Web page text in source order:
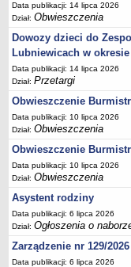
MPZP.13_XLI/258/
MPZP.14_XLII/267/
MPZP_elektrownie
MPZP_obszar
MPZP_część obrębu
MPZP_część obrębu
WNIOSKI DO POBRANIA
Referat księgowości i
Referat organizacyjny
Referat inwestycji i
SIOS
OCHRONA ŚRODOWISKA
Data publikacji: 14 lipca 2026
Dział:Obwieszczenia
Dowozy dzieci do
Lubniewicach w okresie
Data publikacji: 14 lipca 2026
Dział:Przetargi
Obwieszczenie
Data publikacji: 10 lipca 2026
Dział:Obwieszczenia
Obwieszczenie
Data publikacji: 10 lipca 2026
Dział:Obwieszczenia
Asystent rodziny
Data publikacji: 6 lipca 2026
Dział:Ogłoszenia o
Zarządzenie nr 129/
Data publikacji: 6 lipca 2026